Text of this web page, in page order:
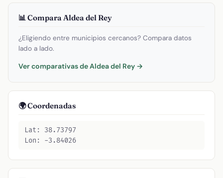
📊 Compara Aldea del Rey
¿Eligiendo entre municipios cercanos? Compara datos
lado a lado.
Ver comparativas de Aldea del Rey →
🌍 Coordenadas
Lat: 38.73797
Lon: -3.84026